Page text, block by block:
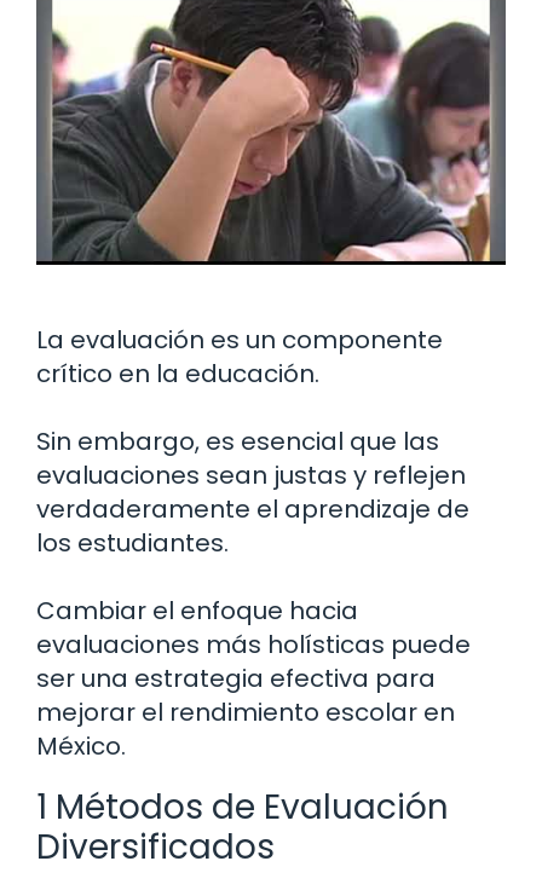
La evaluación es un componente
crítico en la educación.
Sin embargo, es esencial que las
evaluaciones sean justas y reflejen
verdaderamente el aprendizaje de
los estudiantes.
Cambiar el enfoque hacia
evaluaciones más holísticas puede
ser una estrategia efectiva para
mejorar el rendimiento escolar en
México.
1 Métodos de Evaluación
Diversificados